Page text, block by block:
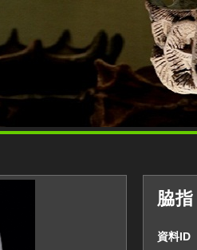
脇
資料ID